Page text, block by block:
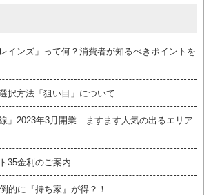
インズ」って何？消費者が知るべきポイントを
択方法「狙い目」について
線」2023年3月開業 ますます人気の出るエリア
35金利のご案内
的に『持ち家』が得？！